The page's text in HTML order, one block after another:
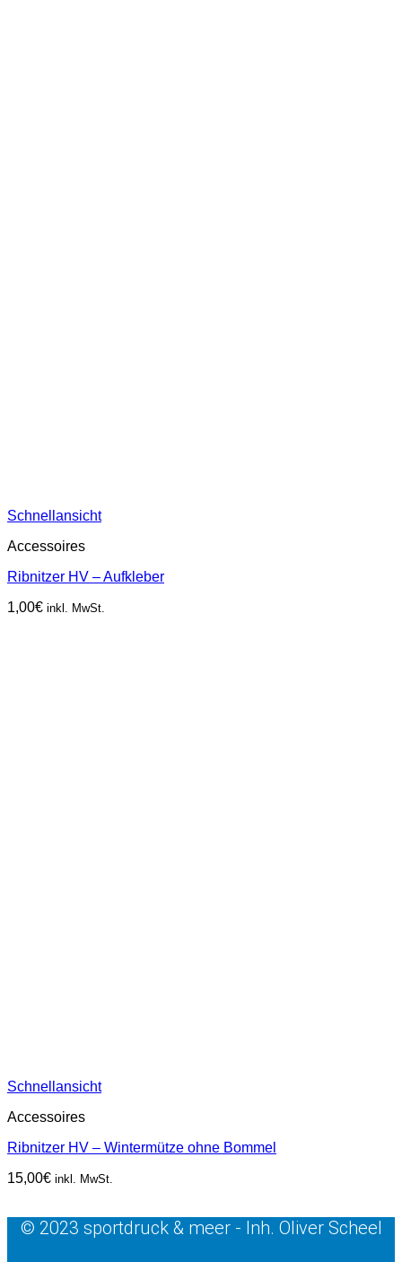
Schnellansicht
Accessoires
Ribnitzer HV – Aufkleber
1,00€ inkl. MwSt.
Schnellansicht
Accessoires
Ribnitzer HV – Wintermütze ohne Bommel
15,00€ inkl. MwSt.
© 2023 sportdruck & meer - Inh. Oliver Scheel